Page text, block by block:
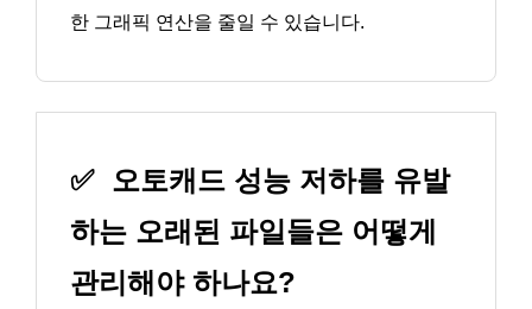
한 그래픽 연산을 줄일 수 있습니다.
✅ 오토캐드 성능 저하를 유발
하는 오래된 파일들은 어떻게
관리해야 하나요?